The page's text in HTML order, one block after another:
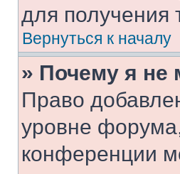
для получения
Вернуться к началу
» Почему я не
Право
уровне
конференции